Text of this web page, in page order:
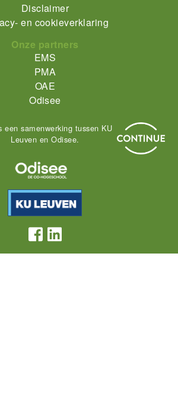
Disclaimer
en cookieverklaring
Onze partners
EMS
PMA
OAE
Odisee
een samenwerking tussen KU
Leuven en Odisee.